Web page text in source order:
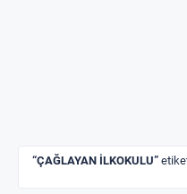
ÇAĞLAYAN İLKOKULU